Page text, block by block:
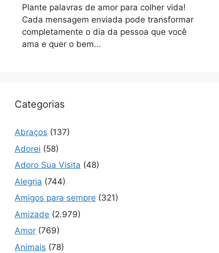
Plante palavras de amor para colher vida!
Cada mensagem enviada pode transformar
completamente o dia da pessoa que você
ama e quer o bem...
Categorias
Abraços (137)
Adorei (58)
Adoro Sua Visita (48)
Alegria (744)
Amigos para sempre (321)
Amizade (2.979)
Amor (769)
Animais (78)